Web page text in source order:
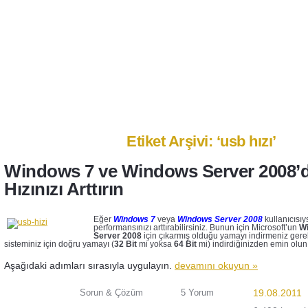
Etiket Arşivi: ‘usb hızı’
Windows 7 ve Windows Server
Hızınızı Arttırın
Eğer Windows 7 veya Windows Server 2008
performansınızı arttırabilirsiniz. Bunun için Microsoft’un
Server 2008 için çıkarmış olduğu yamayı indirmeniz
sisteminiz için doğru yamayı (32 Bit mi yoksa 64 Bit mi) indirdiğinizden emin
Aşağıdaki adımları sırasıyla uygulayın. devamını okuyun »
Sorun & Çözüm 5 Yorum
19.08.2011